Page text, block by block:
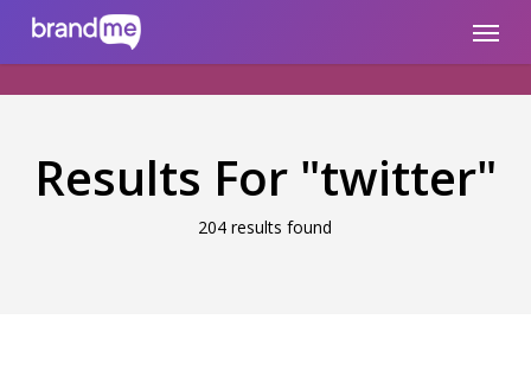
brandme.la Menu
Results For "twitter"
204 results found